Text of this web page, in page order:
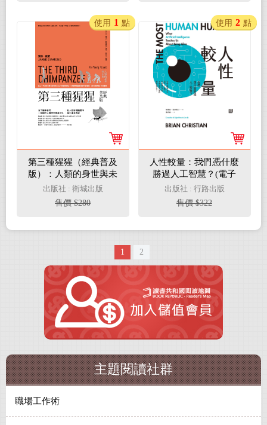
第三種猩猩（經典普及
版）：人類的身世與未
來(電子書)
出版社 : 衛城出版
售價 $280
使用 1 點
人性較量：我們憑什麼
勝過人工智慧？(電子
書)
出版社 : 行路出版
售價 $322
使用 2 點
1 2
主題閱讀社群
職場工作術